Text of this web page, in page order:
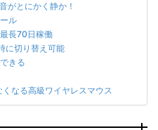
がとにかく静か！
ル
長70日稼働
に切り替え可能
きる
なる高級ワイヤレスマウス